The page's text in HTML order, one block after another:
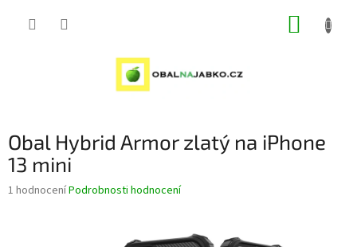
Obal Hybrid Armor zlatý na iPhone
13 mini
Průměrné
1 hodnoceníPodrobnosti hodnocení